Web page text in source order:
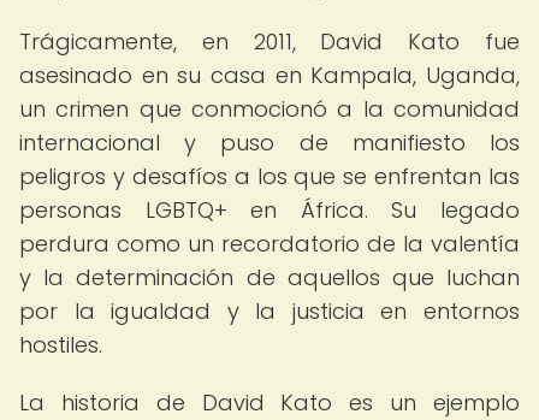
Trágicamente, en 2011, David Kato fue
asesinado en su casa en Kampala, Uganda,
un crimen que conmocionó a la comunidad
internacional y puso de manifiesto los
peligros y desafíos a los que se enfrentan las
personas LGBTQ+ en África. Su legado
perdura como un recordatorio de la valentía
y la determinación de aquellos que luchan
por la igualdad y la justicia en entornos
hostiles.
La historia de David Kato es un ejemplo